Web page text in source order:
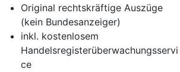
Original rechtskräftige Auszüge
(kein Bundesanzeiger)
inkl. kostenlosem
Handelsregisterüberwachungsservi
ce